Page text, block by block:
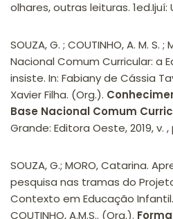
olhares, outras leituras. 1ed.Ijuí:
SOUZA, G. ; COUTINHO, A. M. S.
Nacional Comum Curricular: a
insiste. In: Fabiany de Cássia
Xavier Filha. (Org.).
Base Nacional Comum
Grande: Editora Oeste, 2019, v. ,
SOUZA, G.; MORO, Catarina.
pesquisa nas tramas do
Contexto em Educação Infantil.
COUTINHO, A.M.S.. (Org.).